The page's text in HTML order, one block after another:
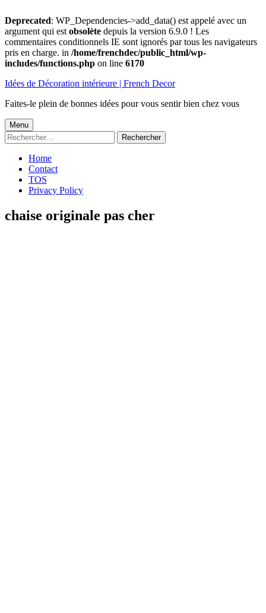
Deprecated: WP_Dependencies->add_data() est appelé avec un
argument qui est obsolète depuis la version 6.9.0 ! Les
commentaires conditionnels IE sont ignorés par tous les navigateurs
pris en charge. in /home/frenchdec/public_html/wp-
includes/functions.php on line 6170
au
Idées de Décoration intérieure | French Decor
Faites-le plein de bonnes idées pour vous sentir bien chez vous
Menu
principal
Menu
Rechercher :
Home
Contact
TOS
Privacy Policy
chaise originale pas cher